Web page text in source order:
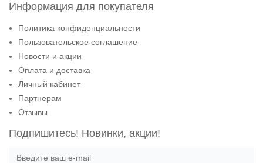
Информация для покупателя
Политика конфиденциальности
Пользовательское соглашение
Новости и акции
Оплата и доставка
Личный кабинет
Партнерам
Отзывы
Подпишитесь! Новинки, акции!